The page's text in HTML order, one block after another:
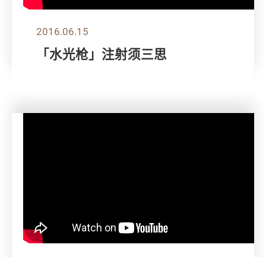
2016.06.15
「水光枪」注射须三思